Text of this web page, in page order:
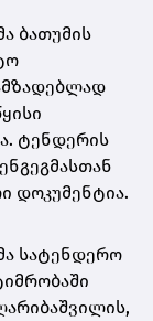
ბათუმის
ტენდერის
დოკუმენტია.
სატენდერო